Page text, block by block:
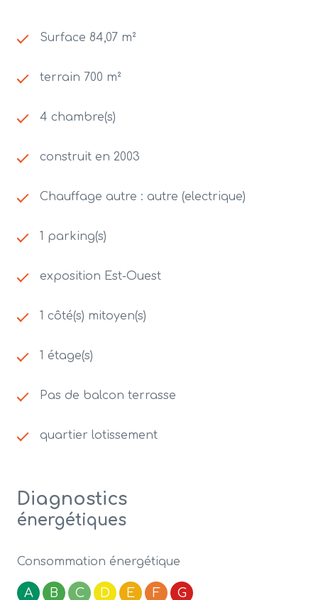
Surface 84,07 m²
terrain 700 m²
4 chambre(s)
construit en 2003
Chauffage autre : autre (electrique)
1 parking(s)
exposition Est-Ouest
1 côté(s) mitoyen(s)
1 étage(s)
Pas de balcon terrasse
quartier lotissement
Diagnostics
énergétiques
Consommation énergétique
A B C D E F G